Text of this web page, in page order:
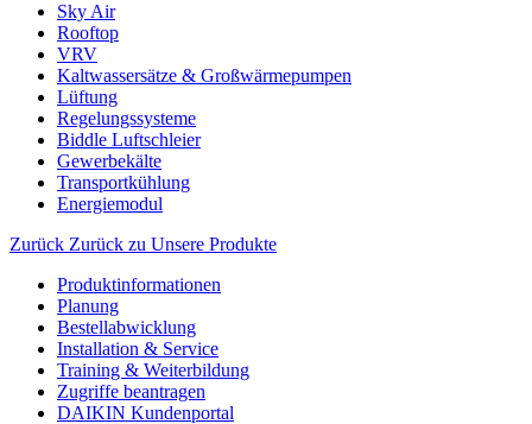
Sky Air
Rooftop
VRV
Kaltwassersätze & Großwärmepumpen
Lüftung
Regelungssysteme
Biddle Luftschleier
Gewerbekälte
Transportkühlung
Energiemodul
Zurück Zurück zu Unsere Produkte
Produktinformationen
Planung
Bestellabwicklung
Installation & Service
Training & Weiterbildung
Zugriffe beantragen
DAIKIN Kundenportal